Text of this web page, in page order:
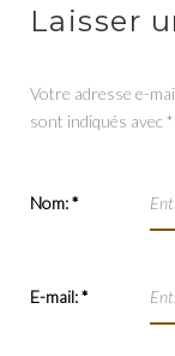
Laisser
Votre adresse e-
sont indiqués avec *
Nom:*
E-mail:*